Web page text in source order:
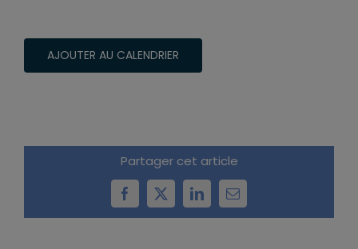
AJOUTER AU CALENDRIER
Partager cet article
Facebook
X LinkedInEmail